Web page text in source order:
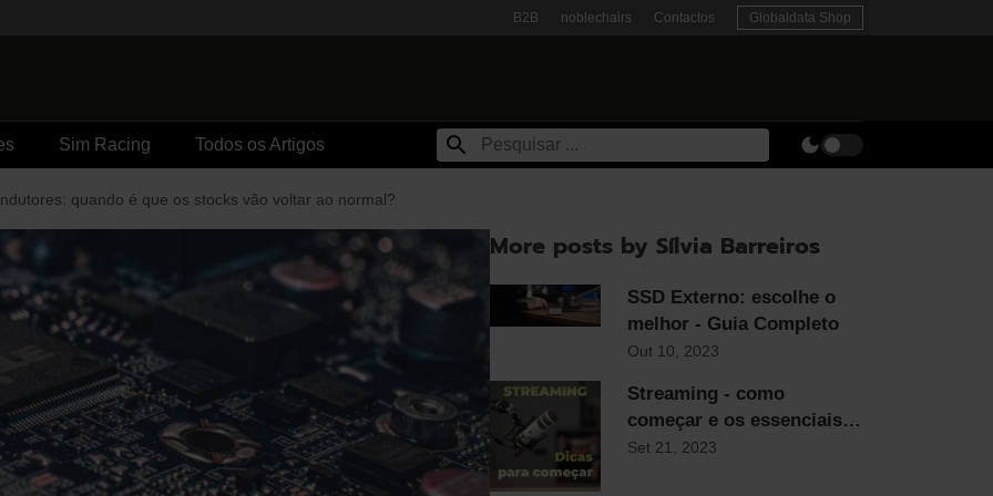
B2B noblechairs Contactos Globaldata Shop
Sim Racing Todos os Artigos
quando é que os stocks vão voltar ao normal?
More posts by Sílvia Barreiros
SSD Externo: escolhe o
melhor - Guia Completo
Out 10, 2023
Streaming - como
começar e os essenciais
para qualquer streamer
Set 21, 2023